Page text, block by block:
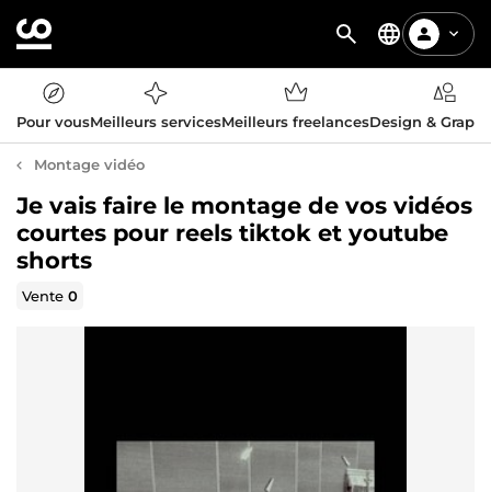
Pour vousMeilleurs servicesMeilleurs freelancesDesign &
Montage vidéo
Je vais faire le montage de vos vidéos
courtes pour reels tiktok et youtube
shorts
Vente0